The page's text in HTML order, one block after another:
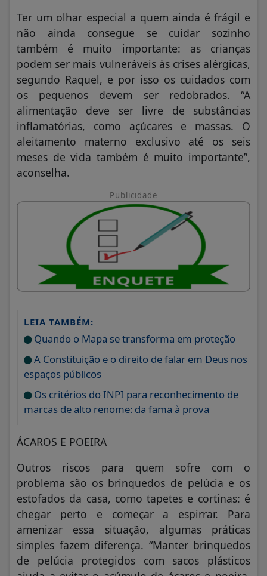
Ter um olhar especial a quem ainda é frágil e
não ainda consegue se cuidar sozinho
também é muito importante: as crianças
podem ser mais vulneráveis às crises alérgicas,
segundo Raquel, e por isso os cuidados com
os pequenos devem ser redobrados. “A
alimentação deve ser livre de substâncias
inflamatórias, como açúcares e massas. O
aleitamento materno exclusivo até os seis
meses de vida também é muito importante”,
aconselha.
Publicidade
LEIA TAMBÉM:
Quando o Mapa se transforma em proteção
A Constituição e o direito de falar em Deus nos
espaços públicos
Os critérios do INPI para reconhecimento de
marcas de alto renome: da fama à prova
ÁCAROS E POEIRA
Outros riscos para quem sofre com o
problema são os brinquedos de pelúcia e os
estofados da casa, como tapetes e cortinas: é
chegar perto e começar a espirrar. Para
amenizar essa situação, algumas práticas
simples fazem diferença. “Manter brinquedos
de pelúcia protegidos com sacos plásticos